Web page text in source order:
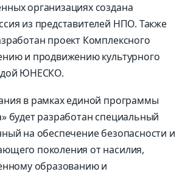
организациях создана
из представителей НПО. Также
проект Комплексного
и продвижению культурного
ЮНЕСКО.
в рамках единой программы
будет разработан специальный
на обеспечение безопасности и
поколения от насилия,
образованию и